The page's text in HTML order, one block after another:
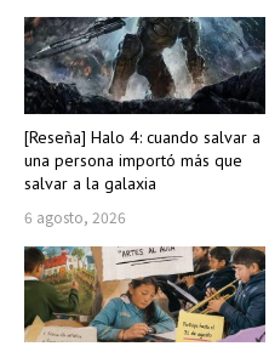
[Reseña] Halo 4: cuando salvar a
una persona importó más que
salvar a la galaxia
6 agosto, 2026